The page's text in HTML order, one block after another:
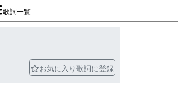
歌詞一覧
お気に入り歌詞に登録